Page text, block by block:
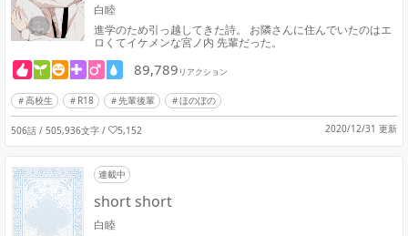
白睦
進学のため引っ越してきた詩。 お隣さんに住んでいたのはエ
ロくてイケメンな宮ノ内 先輩だった。
89,789 リアクション
高校生 R18 先輩後輩 ほのぼの
506話 / 505,936文字 / 5,152 2020/12/31 更新
連載中
short short
白睦